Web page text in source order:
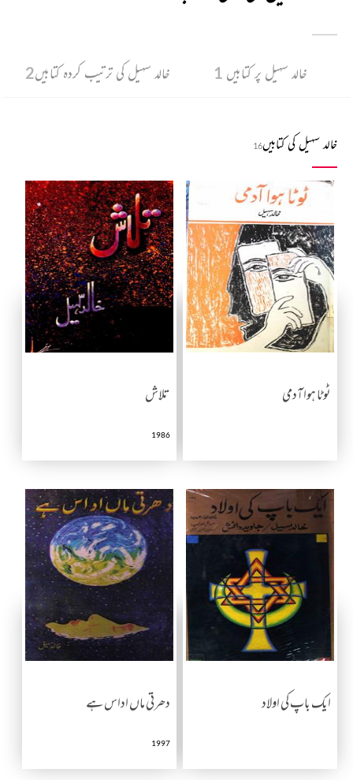
خالد سہیل پر کتابیں 1 خالد سہیل کی ترتیب کردہ کتابیں2
خالد سہیل کی کتابیں16
ٹوٹا ہوا آدمی تلاش
1986
ایک باپ کی اولاد دھرتی ماں اداس ہے
1997